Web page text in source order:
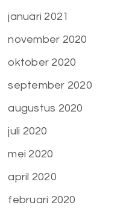
januari 2021
november 2020
oktober 2020
september 2020
augustus 2020
juli 2020
mei 2020
april 2020
februari 2020